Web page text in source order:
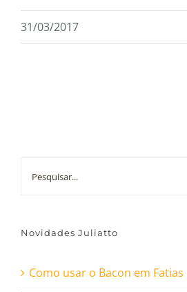
31/03/2017
Novidades Juliatto
Como usar o Bacon em